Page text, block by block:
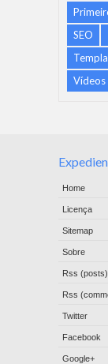
SEO
Vídeos
Home
Licença
Sitemap
Sobre
Rss (posts)
Rss
Twitter
Facebook
Google+